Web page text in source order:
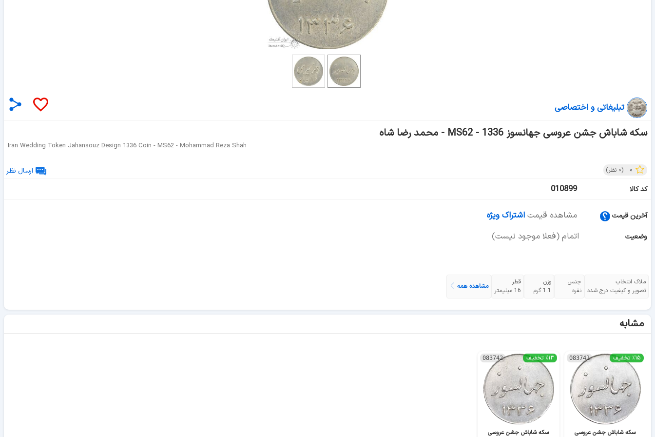
تبلیغاتی و اختصاصی
سکه شاباش جشن عروسی جهانسوز 1336 - MS62 - محمد رضا شاه
Iran Wedding Token Jahansouz Design 1336 Coin - MS62 - Mohammad Reza Shah
۰ (۰ نظر)
ارسال نظر
کد کالا
010899
آخرین قیمت مشاهده قیمت اشتراک ویژه
وضعیت اتمام (فعلا موجود نیست)
ملاک انتخاب
تصویر و کیفیت درج شده
جنس
نقره
وزن
1.1 گرم
قطر
16 میلیمتر
مشاهده همه
مشابه
083741
سکه شاباش جشن عروسی
٪۱۵ تخفیف 083742
سکه شاباش جشن عروسی
٪۱۳ تخفیف